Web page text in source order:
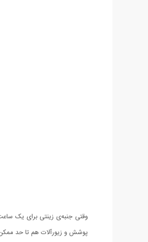
وقتی جنبه‌ی زینتی برای یک
پوشش و زیورآلات هم تا حد